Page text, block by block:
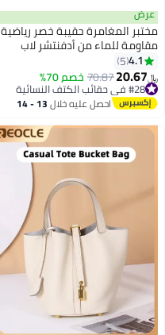
عرض
مختبر المغامرة حقيبة خصر رياضية
مقاومة للماء من أدفنتشر لاب
للرجال والنساء - حزام لياقة بدنية
خفيف الوزن مع حزام قابل للتعديل،
وجيب عاكس للضوء للجري، وجيب
بسحاب آمن للهاتف، مناسبة للجري،
والتمارين الرياضية، والمشي
لمسافات طويلة، وركوب الدراجات
4.1
5
﷼‏20.67
70.87خصم 70% #28 في حقائب الكتف النسائية
أقل سعر في السنة
#28 في حقائب الكتف النسائية احصل عليه خلال 13 - 14